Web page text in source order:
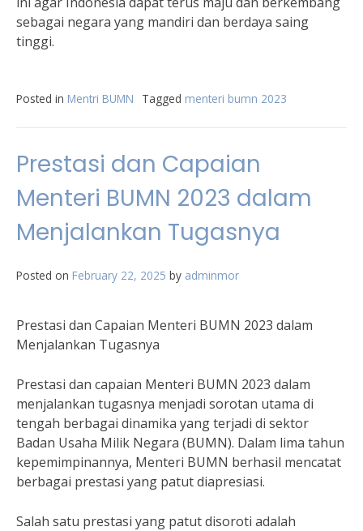
sebagai negara yang mandiri dan berdaya saing
tinggi.
Posted in Mentri BUMN Tagged menteri bumn 2023
Prestasi dan Capaian
Menteri BUMN 2023 dalam
Menjalankan Tugasnya
Posted on February 22, 2025 by adminmor
Prestasi dan Capaian Menteri BUMN 2023 dalam
Menjalankan Tugasnya
Prestasi dan capaian Menteri BUMN 2023 dalam
menjalankan tugasnya menjadi sorotan utama di
tengah berbagai dinamika yang terjadi di sektor
Badan Usaha Milik Negara (BUMN). Dalam lima tahun
kepemimpinannya, Menteri BUMN berhasil mencatat
berbagai prestasi yang patut diapresiasi.
Salah satu prestasi yang patut disoroti adalah